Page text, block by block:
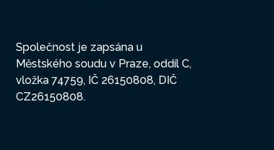
Společnost je zapsána u
Městského soudu v Praze, oddíl C,
vložka 74759, IČ 26150808, DIČ
CZ26150808.